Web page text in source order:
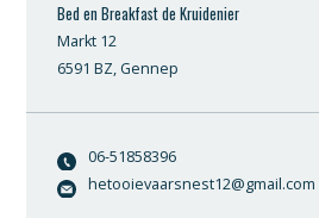
Bed en Breakfast de Kruidenier
Markt 12
6591 BZ, Gennep
06-51858396
hetooievaarsnest12@gmail.com